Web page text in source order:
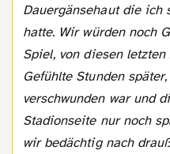
Dauergänsehaut die ich
hatte. Wir würden noch
Spiel, von diesen
Gefühlte Stunden
verschwunden war und
Stadionseite nur noch
wir bedächtig nach